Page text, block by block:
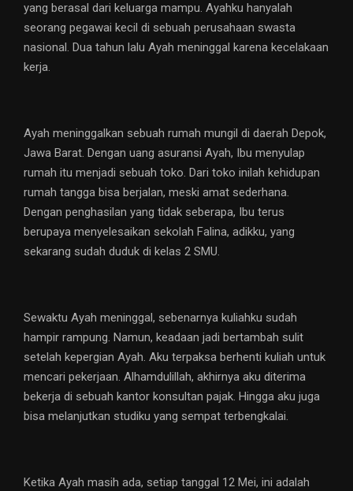
yang berasal dari keluarga mampu. Ayahku hanyalah
seorang pegawai kecil di sebuah perusahaan swasta
nasional. Dua tahun lalu Ayah meninggal karena kecelakaan
kerja.
Ayah meninggalkan sebuah rumah mungil di daerah Depok,
Jawa Barat. Dengan uang asuransi Ayah, Ibu menyulap
rumah itu menjadi sebuah toko. Dari toko inilah kehidupan
rumah tangga bisa berjalan, meski amat sederhana.
Dengan penghasilan yang tidak seberapa, Ibu terus
berupaya menyelesaikan sekolah Falina, adikku, yang
sekarang sudah duduk di kelas 2 SMU.
Sewaktu Ayah meninggal, sebenarnya kuliahku sudah
hampir rampung. Namun, keadaan jadi bertambah sulit
setelah kepergian Ayah. Aku terpaksa berhenti kuliah untuk
mencari pekerjaan. Alhamdulillah, akhirnya aku diterima
bekerja di sebuah kantor konsultan pajak. Hingga aku juga
bisa melanjutkan studiku yang sempat terbengkalai.
Ketika Ayah masih ada, setiap tanggal 12 Mei, ini adalah